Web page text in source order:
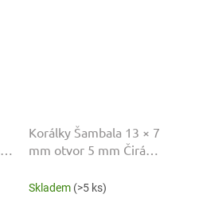
Korálky Šambala 13 × 7
mm otvor 5 mm Čirá
Skladem (>5 ks)